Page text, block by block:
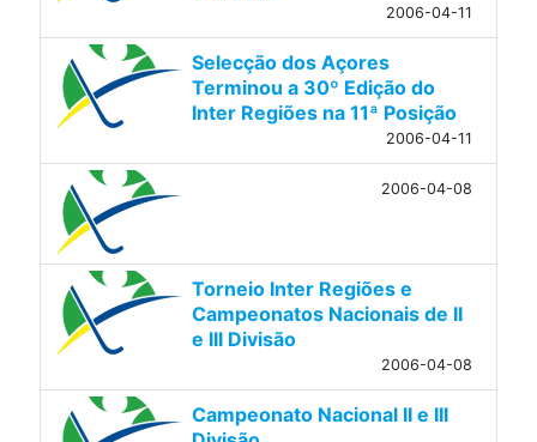
2006-04-11
Selecção dos Açores
Terminou a 30º Edição do
Inter Regiões na 11ª Posição
2006-04-11
2006-04-08
Torneio Inter Regiões e
Campeonatos Nacionais de II
e III Divisão
2006-04-08
Campeonato Nacional II e III